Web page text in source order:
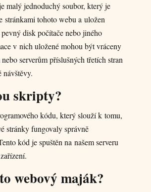
malý jednoduchý soubor, který je
stránkami tohoto webu a uložen
disk počítače nebo jiného
v nich uložené mohou být vráceny
serverům příslušných třetích stran
návštěvy.
skripty?
kódu, který slouží k tomu,
stránky fungovaly správně
kód je spuštěn na našem serveru
webový maják?